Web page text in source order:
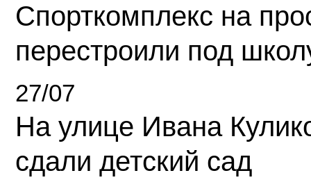
Спорткомплекс на
перестроили под
27/07
На улице Ивана
сдали детский сад